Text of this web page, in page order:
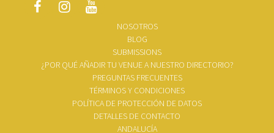
NOSOTROS
BLOG
SUBMISSIONS
¿POR QUÉ AÑADIR TU VENUE A NUESTRO DIRECTORIO?
PREGUNTAS FRECUENTES
TÉRMINOS Y CONDICIONES
POLÍTICA DE PROTECCIÓN DE DATOS
DETALLES DE CONTACTO
ANDALUCÍA